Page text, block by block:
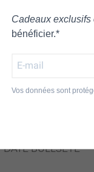
DATE BULLSEYE
Cadeaux exclusifs
bénéficier.*
Vos données sont